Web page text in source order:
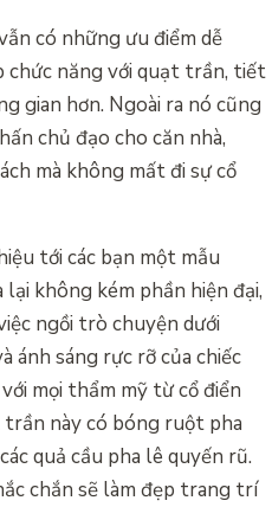
có những ưu điểm dễ
năng với quạt trần, tiết
gian hơn. Ngoài ra nó cũng
chủ đạo cho căn nhà,
mà không mất đi sự cổ
tới các bạn một mẫu
không kém phần hiện đại,
ngồi trò chuyện dưới
ánh sáng rực rỡ của chiếc
mọi thẩm mỹ từ cổ điển
này có bóng ruột pha
quả cầu pha lê quyến rũ.
chắn sẽ làm đẹp trang trí